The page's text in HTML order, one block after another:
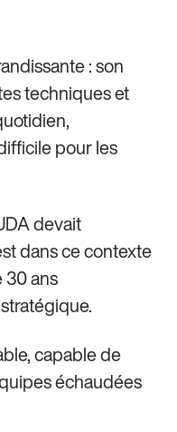
: son
techniques et
pour les
devait
dans ce contexte
30 ans
capable de
échaudées